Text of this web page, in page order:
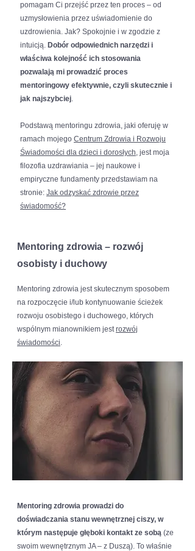
pomagam Ci przejść przez ten proces – od
uzmysłowienia przez uświadomienie do
uzdrowienia. Jak? Spokojnie i w zgodzie z
intuicją. Dobór odpowiednich narzędzi i
właściwa kolejność ich stosowania
pozwalają mi prowadzić proces
mentoringowy efektywnie, czyli skutecznie i
jak najszybciej.
Podstawą mentoringu zdrowia, jaki oferuję w
ramach mojego Centrum Zdrowia i Rozwoju
Świadomości dla dzieci i dorosłych, jest moja
filozofia uzdrawiania – jej naukowe i
empiryczne fundamenty przedstawiam na
stronie: Jak odzyskać zdrowie przez
świadomość?
Mentoring zdrowia – rozwój
osobisty i duchowy
Mentoring zdrowia jest skutecznym sposobem
na rozpoczęcie i/lub kontynuowanie ścieżek
rozwoju osobistego i duchowego, których
wspólnym mianownikiem jestrozwój
świadomości.
Mentoring zdrowia prowadzi do
doświadczania stanu wewnętrznej ciszy, w
którym następuje głęboki kontakt ze sobą (ze
swoim wewnętrznym JA – z Duszą). To właśnie